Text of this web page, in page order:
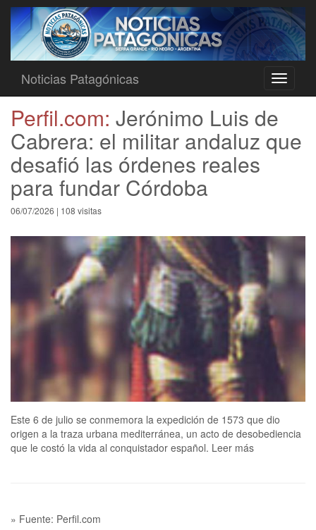
Toggle
Noticias Patagónicas
Perfil.com: Jerónimo Luis de
Cabrera: el militar andaluz que
desafió las órdenes reales
para fundar Córdoba
06/07/2026 | 108 visitas
Este 6 de julio se conmemora la expedición de 1573 que dio
origen a la traza urbana mediterránea, un acto de desobediencia
que le costó la vida al conquistador español. Leer más
» Fuente: Perfil.com